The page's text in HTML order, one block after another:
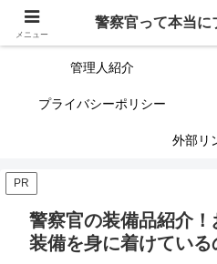
警察官って本当にブラックなの？
管理人紹介
プライバシーポリシー
外部リ
PR
警察官の装備品紹介
装備を身に着けている
メニュー
警察官って本当に